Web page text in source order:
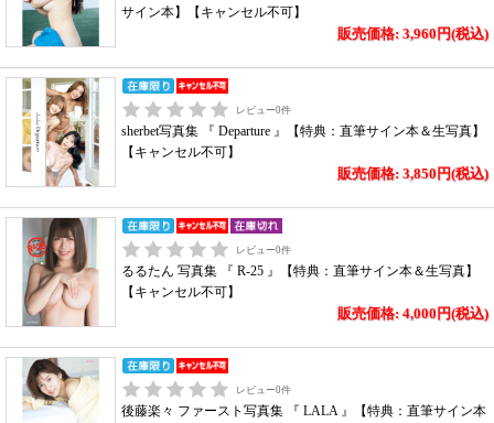
サイン本】【キャンセル不可】
販売価格: 3,960円(税込)
レビュー0件
sherbet写真集 『 Departure 』【特典：直筆サイン本＆生写真】
【キャンセル不可】
販売価格: 3,850円(税込)
レビュー0件
るるたん 写真集 『 R-25 』【特典：直筆サイン本＆生写真】
【キャンセル不可】
販売価格: 4,000円(税込)
レビュー0件
後藤楽々 ファースト写真集 『 LALA 』【特典：直筆サイン本